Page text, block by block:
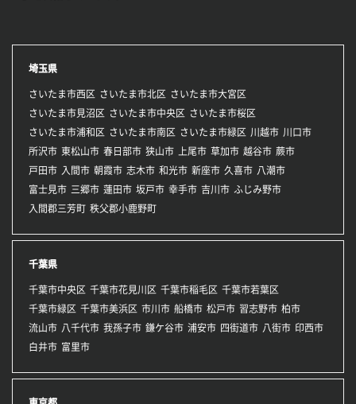
埼玉県
さいたま市西区 さいたま市北区
さいたま市大宮区
さいたま市見沼区
さいたま市中央区
さいたま市桜区
さいたま市浦和区
さいたま市南区 さいたま市緑区 川越市 川口市
所沢市 東松山市 春日部市 狭山市 上尾市 草加市 越谷市 蕨市
戸田市 入間市 朝霞市 志木市 和光市 新座市 久喜市 八潮市
富士見市 三郷市 蓮田市 坂戸市 幸手市 吉川市 ふじみ野市
入間郡三芳町 秩父郡小鹿野町
千葉県
千葉市中央区 千葉市花見川区 千葉市稲毛区 千葉市若葉区
千葉市緑区 千葉市美浜区 市川市 船橋市 松戸市 習志野市 柏市
流山市 八千代市 我孫子市 鎌ケ谷市 浦安市 四街道市 八街市 印西市
白井市 富里市